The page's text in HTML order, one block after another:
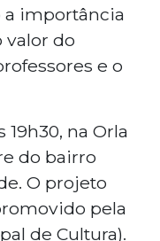
importância
valor do
e o
na Orla
do bairro
O projeto
pela
de Cultura).